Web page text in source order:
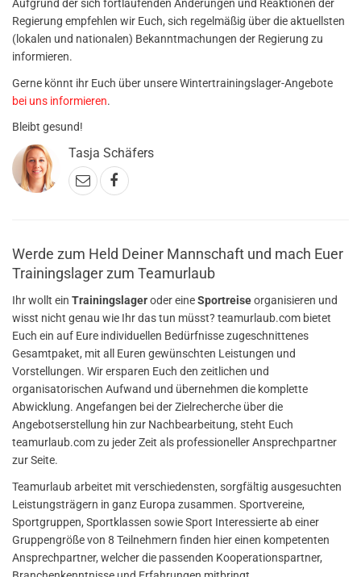
Aufgrund der sich fortlaufenden Änderungen und Reaktionen der
Regierung empfehlen wir Euch, sich regelmäßig über die aktuellsten
(lokalen und nationalen) Bekanntmachungen der Regierung zu
informieren.
Gerne könnt ihr Euch über unsere Wintertrainingslager-Angebote
bei uns informieren.
Bleibt gesund!
Tasja Schäfers
Werde zum Held Deiner Mannschaft und mach Euer
Trainingslager zum Teamurlaub
Ihr wollt ein Trainingslageroder eineSportreiseorganisieren und
wisst nicht genau wie Ihr das tun müsst? teamurlaub.com bietet
Euch ein auf Eure individuellen Bedürfnisse zugeschnittenes
Gesamtpaket, mit all Euren gewünschten Leistungen und
Vorstellungen. Wir ersparen Euch den zeitlichen und
organisatorischen Aufwand und übernehmen die komplette
Abwicklung. Angefangen bei der Zielrecherche über die
Angebotserstellung hin zur Nachbearbeitung, steht Euch
teamurlaub.com zu jeder Zeit als professioneller Ansprechpartner
zur Seite.
Teamurlaub arbeitet mit verschiedensten, sorgfältig ausgesuchten
Leistungsträgern in ganz Europa zusammen. Sportvereine,
Sportgruppen, Sportklassen sowie Sport Interessierte ab einer
Gruppengröße von 8 Teilnehmern finden hier einen kompetenten
Ansprechpartner, welcher die passenden Kooperationspartner,